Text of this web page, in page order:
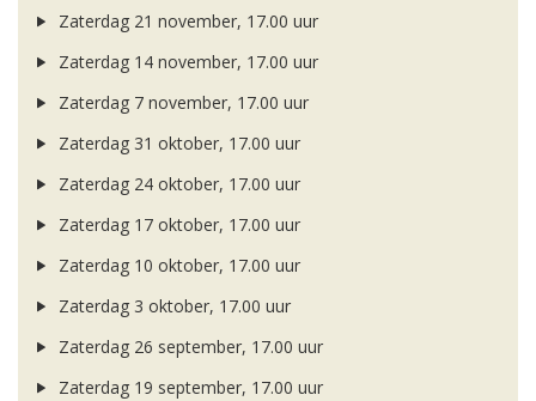
Zaterdag 21 november, 17.00 uur
Zaterdag 14 november, 17.00 uur
Zaterdag 7 november, 17.00 uur
Zaterdag 31 oktober, 17.00 uur
Zaterdag 24 oktober, 17.00 uur
Zaterdag 17 oktober, 17.00 uur
Zaterdag 10 oktober, 17.00 uur
Zaterdag 3 oktober, 17.00 uur
Zaterdag 26 september, 17.00 uur
Zaterdag 19 september, 17.00 uur